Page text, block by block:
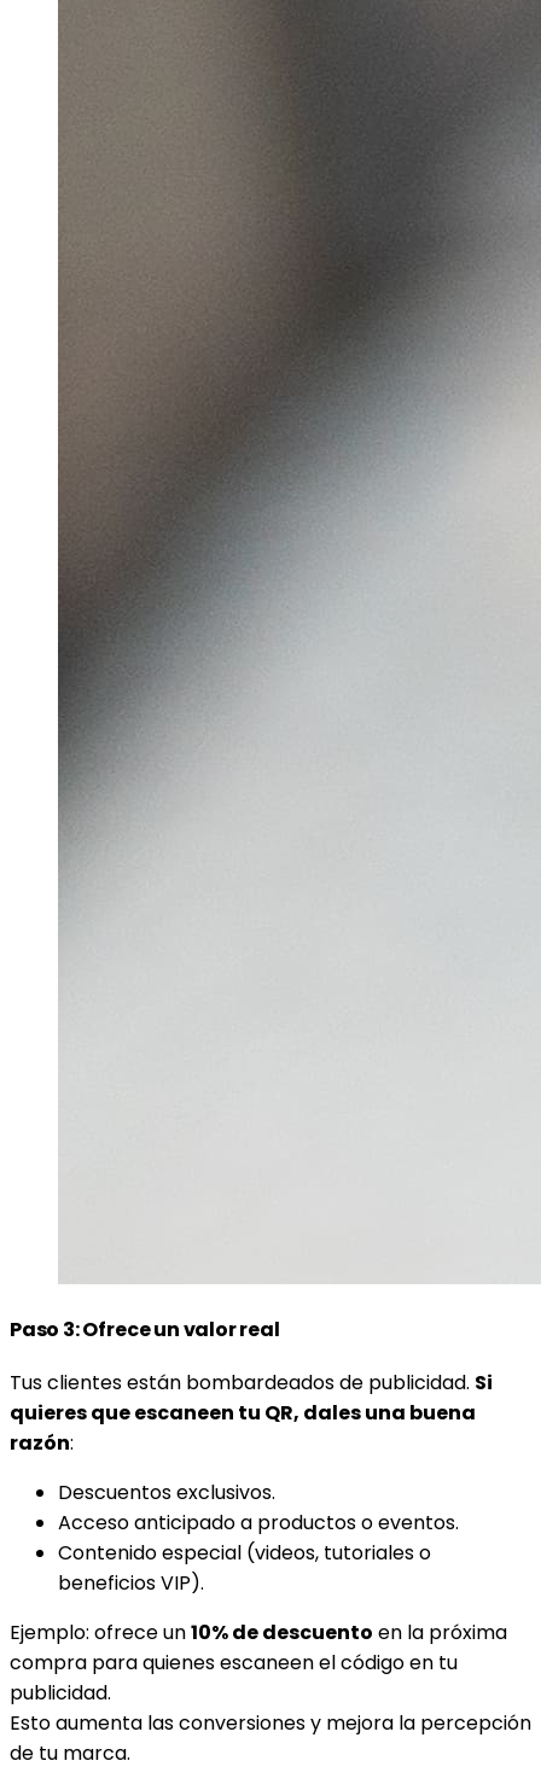
Paso 3: Ofrece un valor real
Tus clientes están bombardeados de publicidad. Si
quieres que escaneen tu QR, dales una buena
razón:
Descuentos exclusivos.
Acceso anticipado a productos o eventos.
Contenido especial (videos, tutoriales o
beneficios VIP).
Ejemplo: ofrece un10% de descuento en la próxima
compra para quienes escaneen el código en tu
publicidad.
Esto aumenta las conversiones y mejora la percepción
de tu marca.